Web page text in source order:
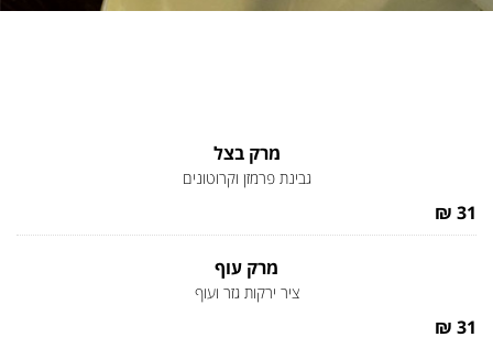
מרק בצל
גבינת פרמזן וקרוטונים
31 ₪
מרק עוף
ציר ירקות גזר ועוף
31 ₪